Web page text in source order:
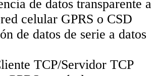
de datos transparente a
celular GPRS o CSD
de datos de serie a datos
TCP/Servidor TCP